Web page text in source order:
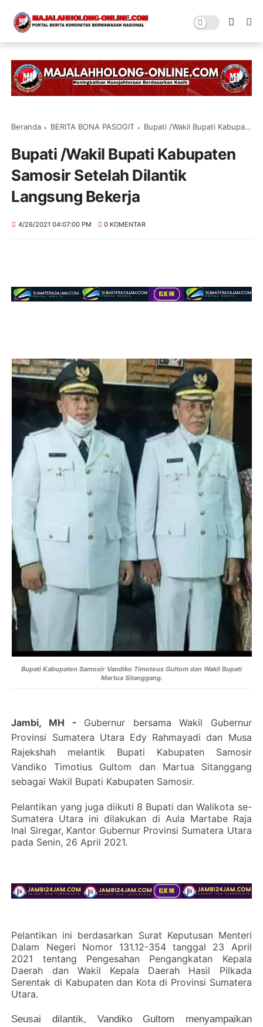
Beranda BERITA BONA PASOGIT Bupati /Wakil Bupati Kabupaten Samosir Setelah Dilantik Langsung Bekerja
Bupati /Wakil Bupati Kabupaten
Samosir Setelah Dilantik
Langsung Bekerja
4/26/2021 04:07:00 PM 0 KOMENTAR
Bupati Kabupaten Samosir Vandiko Timoteus Gultom dan Wakil Bupati
Martua Sitanggang.
Jambi, MH - Gubernur bersama Wakil Gubernur
Provinsi Sumatera Utara Edy Rahmayadi dan Musa
Rajekshah melantik Bupati Kabupaten Samosir
Vandiko Timotius Gultom dan Martua Sitanggang
sebagai Wakil Bupati Kabupaten Samosir.
Pelantikan yang juga diikuti 8 Bupati dan Walikota se-
Sumatera Utara ini dilakukan di Aula Martabe Raja
Inal Siregar, Kantor Gubernur Provinsi Sumatera Utara
pada Senin, 26 April 2021.
Pelantikan ini berdasarkan Surat Keputusan Menteri
Dalam Negeri Nomor 131.12-354 tanggal 23 April
2021 tentang Pengesahan Pengangkatan Kepala
Daerah dan Wakil Kepala Daerah Hasil Pilkada
Serentak di Kabupaten dan Kota di Provinsi Sumatera
Utara.
Seusai dilantik, Vandiko Gultom menyampaikan